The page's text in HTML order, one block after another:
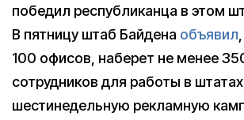
победил республиканца в этом
В пятницу штаб Байдена объявил
100 офисов, наберет не менее
сотрудников для работы в
шестинедельную рекламную